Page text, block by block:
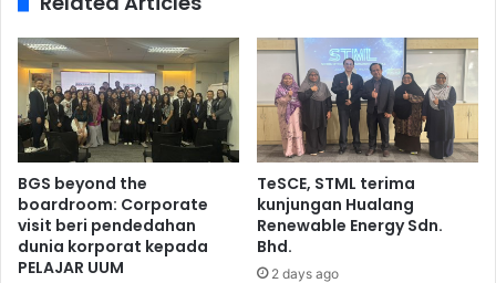
BGS beyond the
boardroom: Corporate
visit beri pendedahan
dunia korporat kepada
PELAJAR UUM
TeSCE, STML terima
kunjungan Hualang
Renewable Energy Sdn.
Bhd.
2 days ago